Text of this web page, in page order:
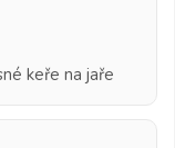
keře na jaře